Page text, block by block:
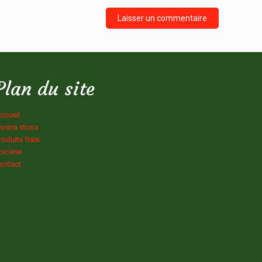
du site
storia
frais